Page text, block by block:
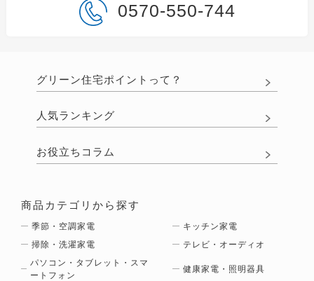
0570-550-744
グリーン住宅ポイントって？
人気ランキング
お役立ちコラム
商品カテゴリから探す
季節・空調家電
キッチン家電
掃除・洗濯家電
テレビ・オーディオ
パソコン・タブレット・スマ
ートフォン
健康家電・照明器具